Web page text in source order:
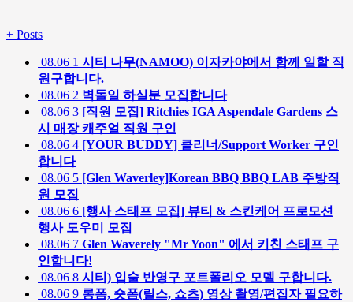
+ Posts
08.06 1 시티 나무(NAMOO) 이자카야에서 함께 일할 직
원구합니다.
08.06 2 벽돌일 하실분 모집합니다
08.06 3 [직원 모집] Ritchies IGA Aspendale Gardens 스
시 매장 캐주얼 직원 구인
08.06 4 [YOUR BUDDY] 클리너/Support Worker 구인
합니다
08.06 5 [Glen Waverley]Korean BBQ BBQ LAB 주방직
원 모집
08.06 6 [행사 스태프 모집] 뷰티 & 스킨케어 프로모션
행사 도우미 모집
08.06 7 Glen Waverely "Mr Yoon" 에서 키친 스태프 구
인합니다!
08.06 8 시티) 입술 반영구 포트폴리오 모델 구합니다.
08.06 9 롱폼, 숏폼(릴스, 쇼츠) 영상 촬영/편집자 필요하